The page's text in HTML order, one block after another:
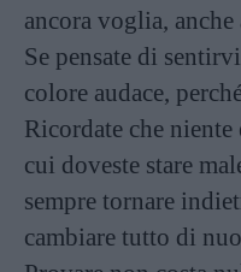
ancora voglia,
Se pensate di
colore audace,
Ricordate che niente
cui doveste stare
sempre tornare
cambiare tutto di